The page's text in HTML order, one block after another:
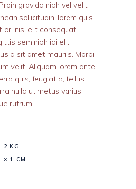
gravida nibh vel velit
sollicitudin, lorem quis
or, nisi elit consequat
sem nibh idi elit.
a sit amet mauri s. Morbi
velit. Aliquam lorem ante,
quis, feugiat a, tellus.
nulla ut metus varius
rutrum.
KG
× 1 CM